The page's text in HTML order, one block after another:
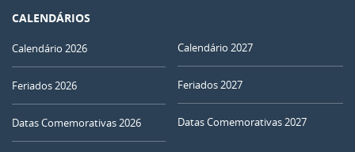
CALENDÁRIOS
Calendário 2026
Feriados 2026
Datas Comemorativas 2026
Calendário 2027
Feriados 2027
Datas Comemorativas 2027